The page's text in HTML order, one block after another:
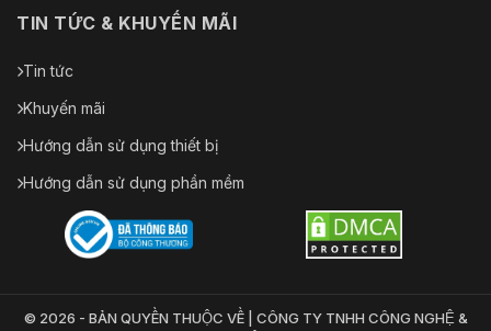
TIN TỨC & KHUYẾN MÃI
Tin tức
Khuyến mãi
Hướng dẫn sử dụng thiết bị
Hướng dẫn sử dụng phần mềm
© 2026 - BẢN QUYỀN THUỘC VỀ | CÔNG TY TNHH CÔNG NGHỆ &